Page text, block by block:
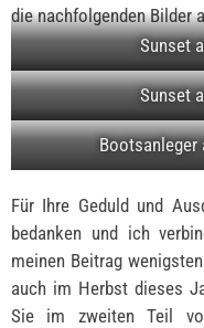
die nachfolgenden Bilder
Sunset
Sunset
Bootsanleger
Für Ihre Geduld und
bedanken und ich
meinen Beitrag
auch im Herbst dieses
Sie im zweiten Teil